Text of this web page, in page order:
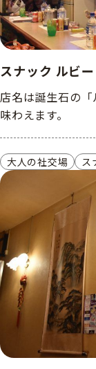
スナック ルビー
店名は誕生石の
味わえます。
大人の社交場 ス